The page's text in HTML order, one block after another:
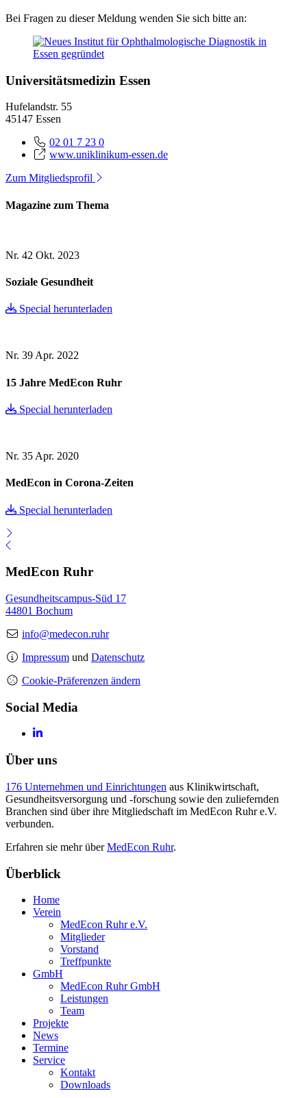
Bei Fragen zu dieser Meldung wenden Sie sich bitte an:
Universitätsmedizin Essen
Hufelandstr. 55
45147 Essen
02 01 7 23 0
www.uniklinikum-essen.de
Zum Mitgliedsprofil
Magazine zum Thema
Nr. 42 Okt. 2023
Soziale Gesundheit
Special herunterladen
Nr. 39Apr. 2022
15 Jahre MedEcon Ruhr
Special herunterladen
Nr. 35 Apr. 2020
MedEcon in Corona-Zeiten
Special herunterladen
MedEcon Ruhr
Gesundheitscampus-Süd 17
44801 Bochum
info@medecon.ruhr
Impressum und Datenschutz
Cookie-Präferenzen ändern
Social Media
Über uns
176 Unternehmen und Einrichtungen aus Klinikwirtschaft,
Gesundheitsversorgung und -forschung sowie den zuliefernden
Branchen sind über ihre Mitgliedschaft im MedEcon Ruhr e.V.
verbunden.
Erfahren sie mehr überMedEcon Ruhr.
Überblick
Home
Verein
MedEcon Ruhr e.V.
Mitglieder
Vorstand
Treffpunkte
GmbH
MedEcon Ruhr GmbH
Leistungen
Team
Projekte
News
Termine
Service
Kontakt
Downloads